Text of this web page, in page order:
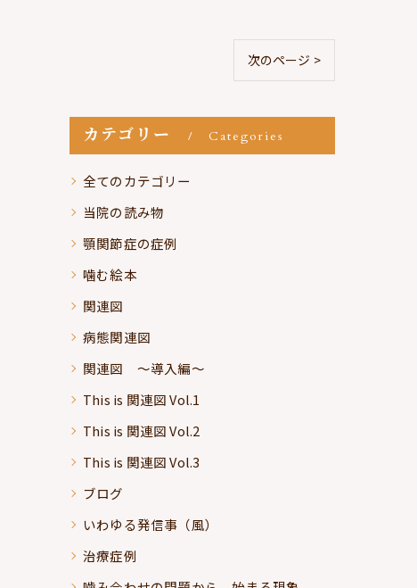
次のページ >
カテゴリー Categories
全てのカテゴリー
当院の読み物
顎関節症の症例
噛む絵本
関連図
病態関連図
関連図 ～導入編～
This is 関連図 Vol.1
This is 関連図 Vol.2
This is 関連図 Vol.3
ブログ
いわゆる発信事（風）
治療症例